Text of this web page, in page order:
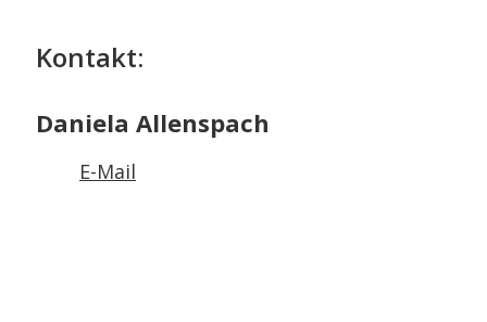
Kontakt:
Daniela Allenspach
E-Mail